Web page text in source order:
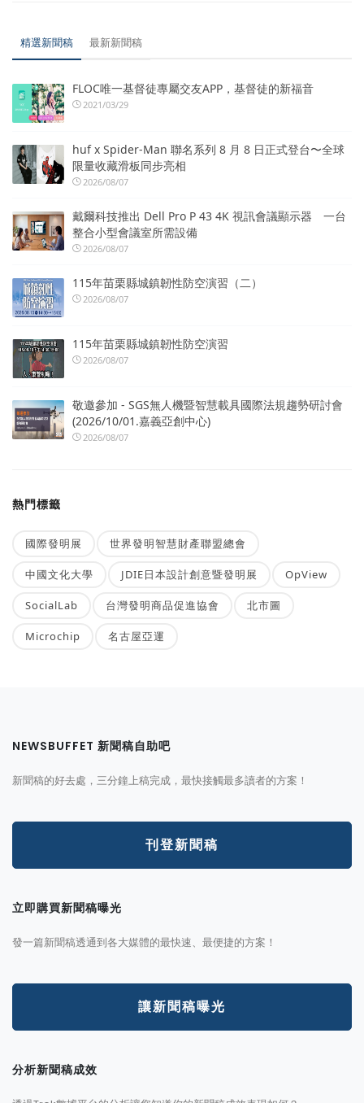
精選新聞稿 最新新聞稿
FLOC唯一基督徒專屬交友APP，基督徒的新福音
2021/03/29
huf x Spider-Man 聯名系列 8 月 8 日正式登台〜全球
限量收藏滑板同步亮相
2026/08/07
戴爾科技推出 Dell Pro P 43 4K 視訊會議顯示器 一台
整合小型會議室所需設備
2026/08/07
115年苗栗縣城鎮韌性防空演習（二）
2026/08/07
115年苗栗縣城鎮韌性防空演習
2026/08/07
敬邀參加 - SGS無人機暨智慧載具國際法規趨勢研討會
(2026/10/01.嘉義亞創中心)
2026/08/07
熱門標籤
國際發明展 世界發明智慧財產聯盟總會
中國文化大學 JDIE日本設計創意暨發明展 OpView
SocialLab 台灣發明商品促進協會 北市圖
Microchip 名古屋亞運
NEWSBUFFET 新聞稿自助吧
新聞稿的好去處，三分鐘上稿完成，最快接觸最多讀者的方案！
刊登新聞稿
立即購買新聞稿曝光
發一篇新聞稿透通到各大媒體的最快速、最便捷的方案！
讓新聞稿曝光
分析新聞稿成效